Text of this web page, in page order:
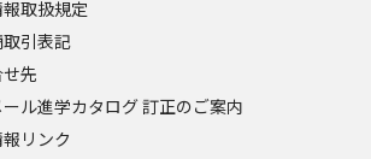
取扱規定
引表記
先
ル進学カタログ 訂正のご案内
リンク